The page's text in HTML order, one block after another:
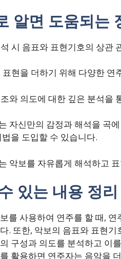
알면 도움되는
시 음표와 표현기호의 상관
표현을 더하기 위해 다양한
와 의도에 대한 깊은 분석을
자신만의 감정과 해석을 곡
을 도입할 수 있습니다.
악보를 자유롭게 해석하고
있는 내용 정리
를 사용하여 연주를 할 때,
. 또한, 악보의 음표와 표현
구성과 의도를 분석하고 이
활용하면 연주자는 음악을